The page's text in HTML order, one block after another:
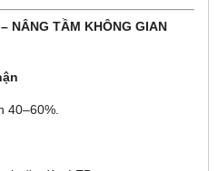
NÂNG TẦM KHÔNG GIAN
40–60%.